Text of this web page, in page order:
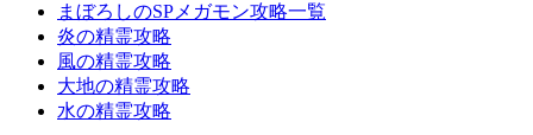
まぼろしのSPメガモン攻略一覧
炎の精霊攻略
風の精霊攻略
大地の精霊攻略
水の精霊攻略